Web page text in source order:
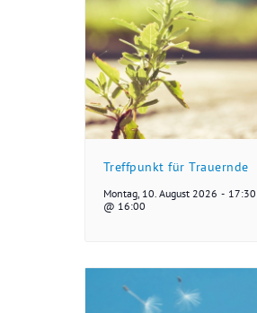
Treffpunkt für Trauernde
Montag, 10. August 2026
@ 16:00
- 17:30